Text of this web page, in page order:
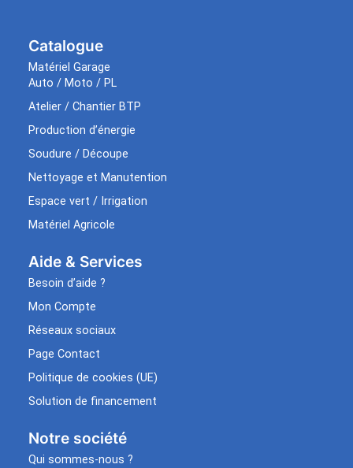
Catalogue
Matériel Garage
Auto / Moto / PL
Atelier / Chantier BTP
Production d’énergie
Soudure / Découpe
Nettoyage et Manutention
Espace vert / Irrigation
Matériel Agricole
Aide & Services​
Besoin d’aide ?
Mon Compte
Réseaux sociaux
Page Contact
Politique de cookies (UE)
Solution de financement
Notre société
Qui sommes-nous ?